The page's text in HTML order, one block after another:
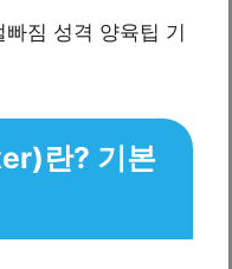
란? 기본